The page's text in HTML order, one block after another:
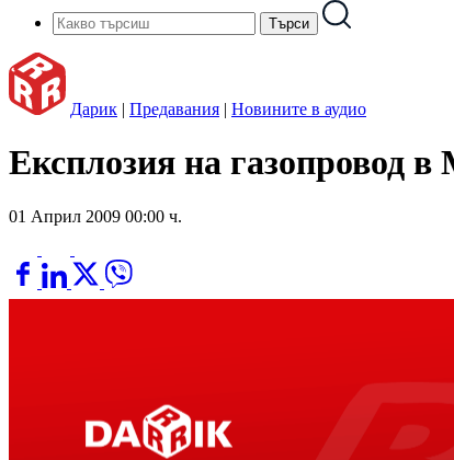
Дарик | Предавания | Новините в аудио
Експлозия на газопровод
01 Април 2009 00:00 ч.